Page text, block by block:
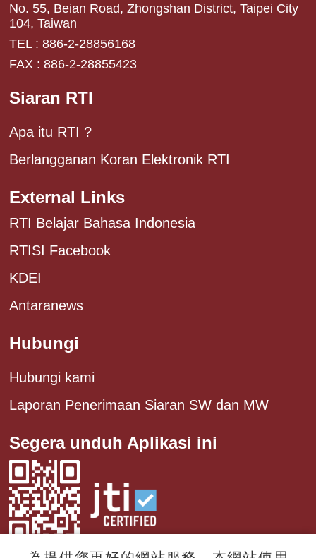
No. 55, Beian Road, Zhongshan District, Taipei City
104, Taiwan
TEL : 886-2-28856168
FAX : 886-2-28855423
Siaran RTI
Apa itu RTI ?
Berlangganan Koran Elektronik RTI
External Links
RTI Belajar Bahasa Indonesia
RTISI Facebook
KDEI
Antaranews
Hubungi
Hubungi kami
Laporan Penerimaan Siaran SW dan MW
Segera unduh Aplikasi ini